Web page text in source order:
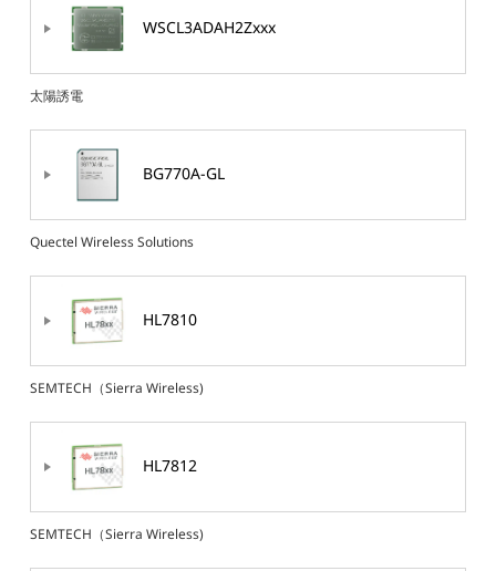
WSCL3ADAH2Zxxx
太陽誘電
BG770A-GL
Quectel Wireless Solutions
HL7810
SEMTECH（Sierra Wireless)
HL7812
SEMTECH（Sierra Wireless)